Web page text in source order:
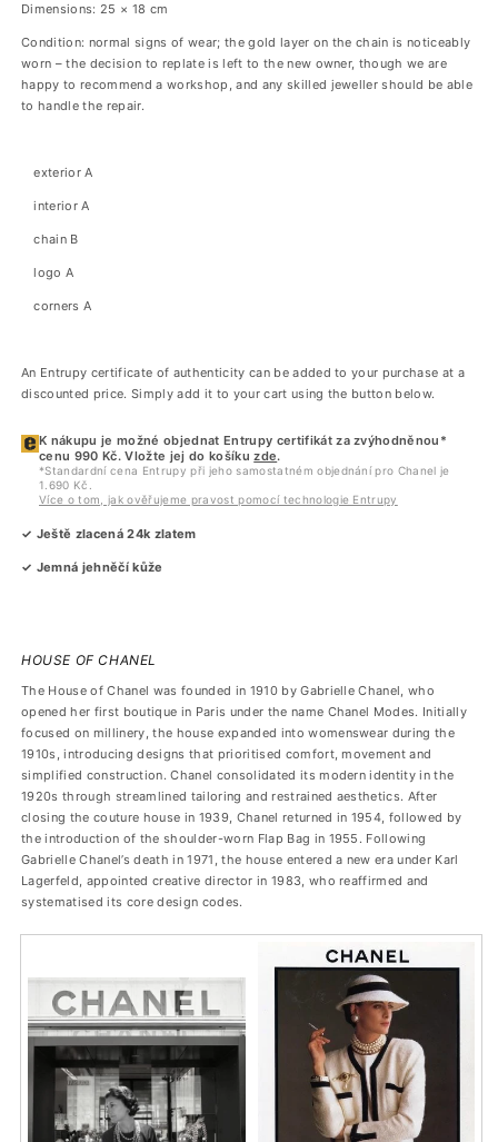
Dimensions: 25 × 18 cm
Condition: normal signs of wear; the gold layer on the chain is noticeably
worn – the decision to replate is left to the new owner, though we are
happy to recommend a workshop, and any skilled jeweller should be able
to handle the repair.
exterior A
interior A
chain B
logo A
corners A
An Entrupy certificate of authenticity can be added to your purchase at a
discounted price. Simply add it to your cart using the button below.
K nákupu je možné objednat Entrupy certifikát za zvýhodněnou*
cenu 990 Kč. Vložte jej do košíkuzde.
*Standardní cena Entrupy při jeho samostatném objednání pro Chanel je
1.690 Kč.
Více o tom, jak ověřujeme pravost pomocí technologie Entrupy
✓ Ještě zlacená 24k zlatem
✓ Jemná jehněčí kůže
HOUSE OF CHANEL
The House of Chanel was founded in 1910 by Gabrielle Chanel, who
opened her first boutique in Paris under the name Chanel Modes. Initially
focused on millinery, the house expanded into womenswear during the
1910s, introducing designs that prioritised comfort, movement and
simplified construction. Chanel consolidated its modern identity in the
1920s through streamlined tailoring and restrained aesthetics. After
closing the couture house in 1939, Chanel returned in 1954, followed by
the introduction of the shoulder-worn Flap Bag in 1955. Following
Gabrielle Chanel’s death in 1971, the house entered a new era under Karl
Lagerfeld, appointed creative director in 1983, who reaffirmed and
systematised its core design codes.